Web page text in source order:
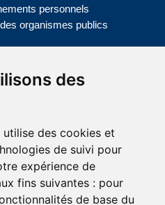
des
utilise des cookies et
de suivi pour
expérience de
fins suivantes : pour
de base du
personnels
organismes publics
G5C 1P5